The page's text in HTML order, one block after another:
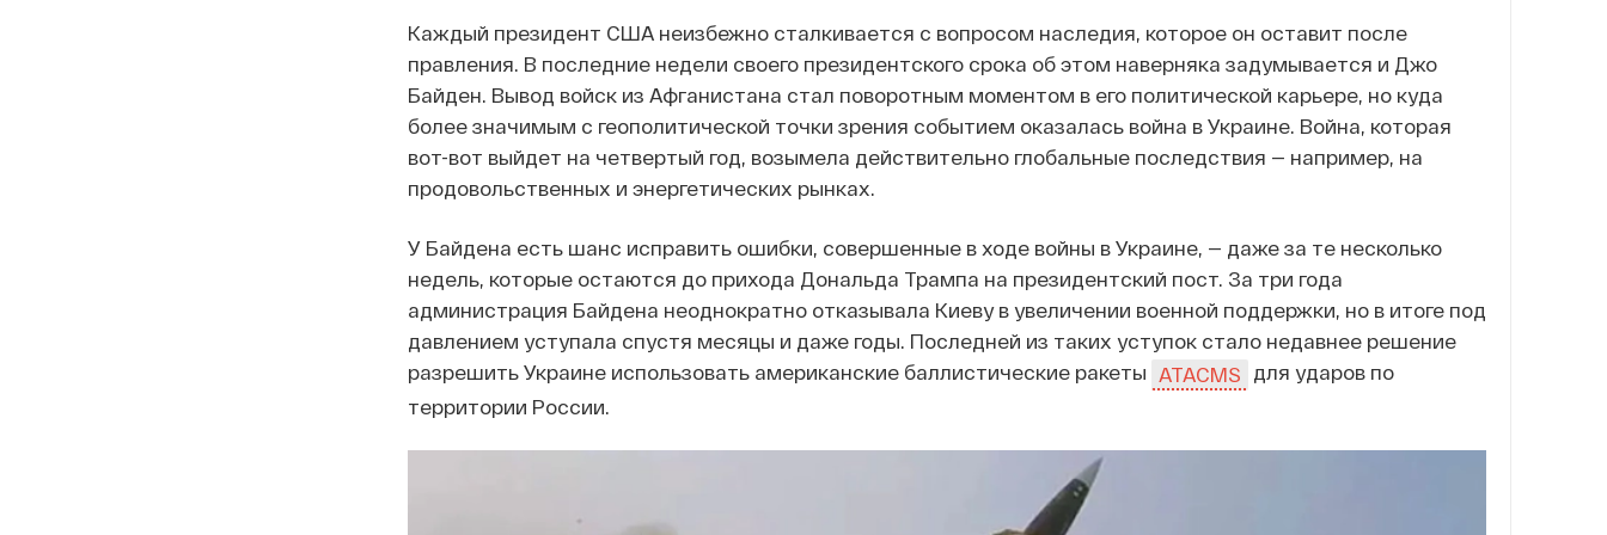
Каждый президент США неизбежно сталкивается с вопросом наследия, которое он оставит после
правления. В последние недели своего президентского срока об этом наверняка задумывается и Джо
Байден. Вывод войск из Афганистана стал поворотным моментом в его политической карьере, но куда
более значимым с геополитической точки зрения событием оказалась война в Украине. Война, которая
вот-вот выйдет на четвертый год, возымела действительно глобальные последствия — например, на
продовольственных и энергетических рынках.
У Байдена есть шанс исправить ошибки, совершенные в ходе войны в Украине, — даже за те несколько
недель, которые остаются до прихода Дональда Трампа на президентский пост. За три года
администрация Байдена неоднократно отказывала Киеву в увеличении военной поддержки, но в итоге под
давлением уступала спустя месяцы и даже годы. Последней из таких уступок стало недавнее решение
разрешить Украине использовать американские баллистические ракеты ATACMS для ударов по
территории России.